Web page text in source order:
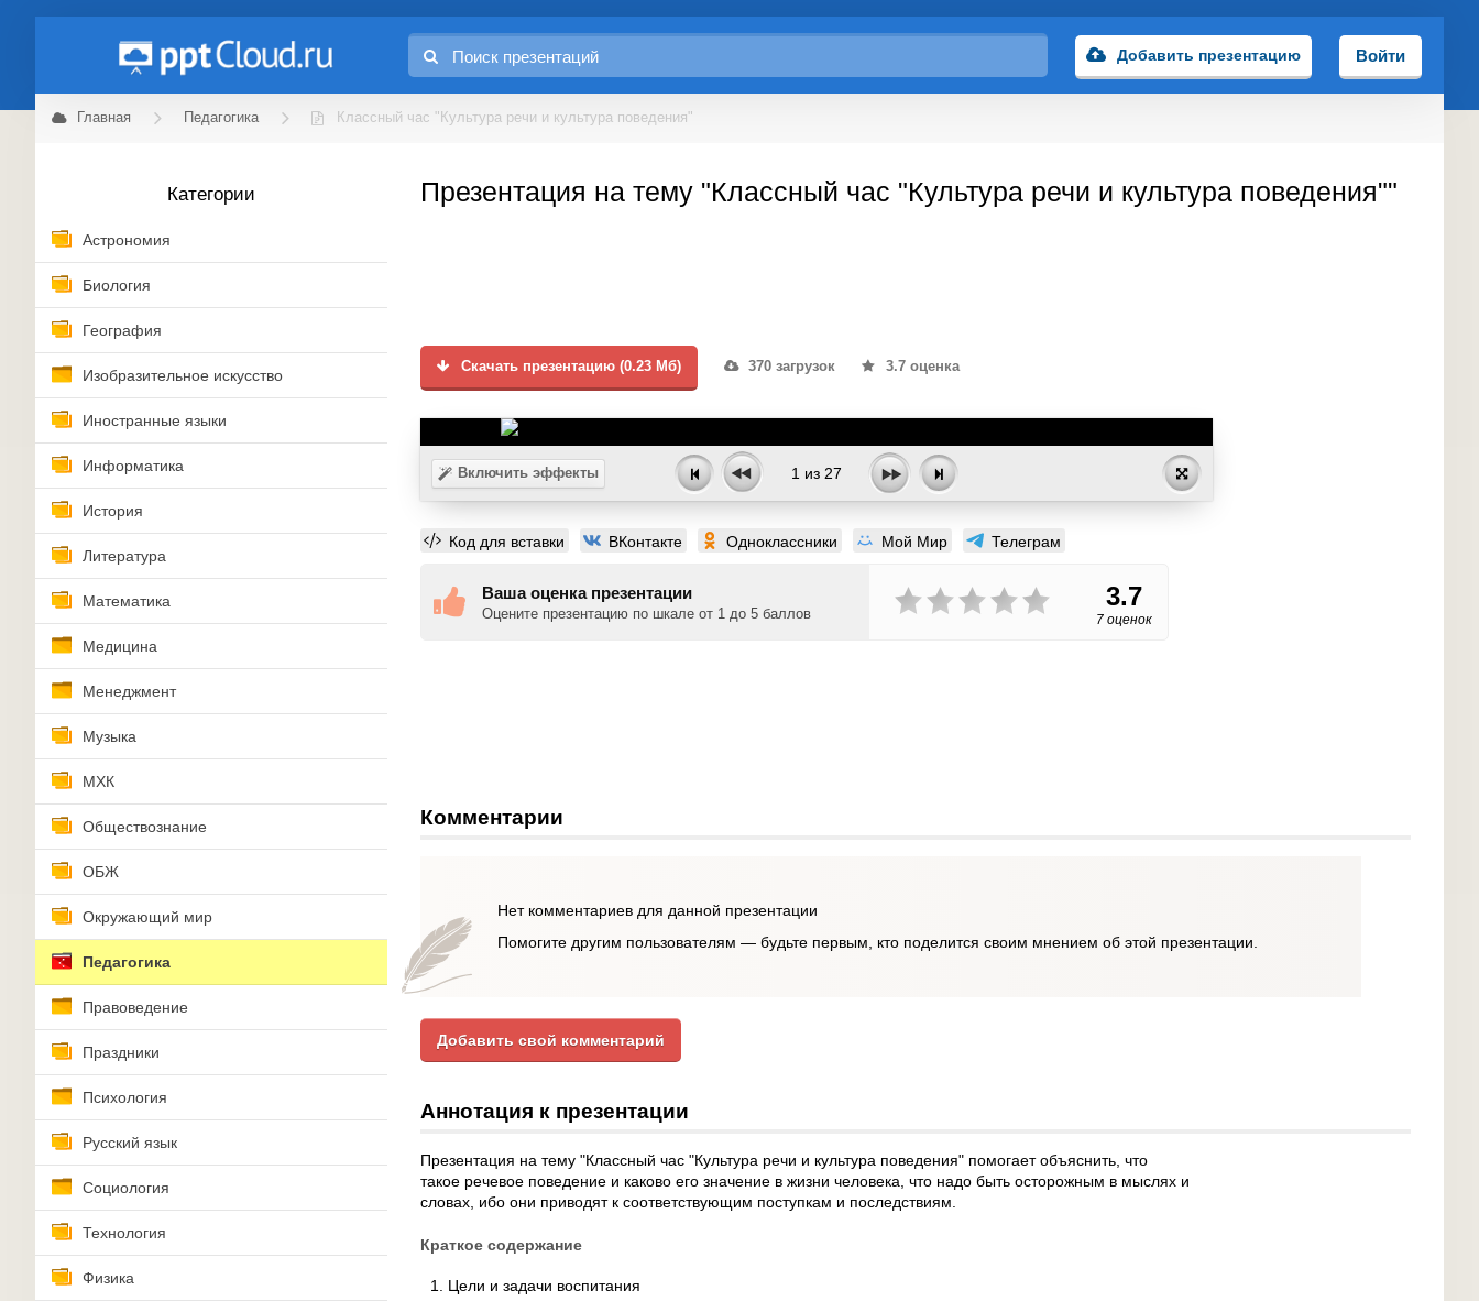
Добавить презентацию Войти
Главная Педагогика Классный час "Культура речи и культура поведения"
Категории
Астрономия
Биология
География
Изобразительное искусство
Иностранные языки
Информатика
История
Литература
Математика
Медицина
Менеджмент
Музыка
МХК
Обществознание
ОБЖ
Окружающий мир
Педагогика
Правоведение
Праздники
Психология
Русский язык
Социология
Технология
Физика
Презентация на тему "Классный час "Культура речи и культура поведения""
Скачать презентацию (0.23 Мб) 370 загрузок 3.7 оценка
Включить эффекты 1 из 27
Код для вставки ВКонтакте Одноклассники Мой Мир Телеграм
Ваша оценка презентации
Оцените презентацию по шкале от 1 до 5 баллов
3.7
7 оценок
Комментарии
Нет комментариев для данной презентации
Помогите другим пользователям — будьте первым, кто поделится своим мнением об этой презентации.
Добавить свой комментарий
Аннотация к презентации
Презентация на тему "Классный час "Культура речи и культура поведения" помогает объяснить, что
такое речевое поведение и каково его значение в жизни человека, что надо быть осторожным в мыслях и
словах, ибо они приводят к соответствующим поступкам и последствиям.
Краткое содержание
Цели и задачи воспитания